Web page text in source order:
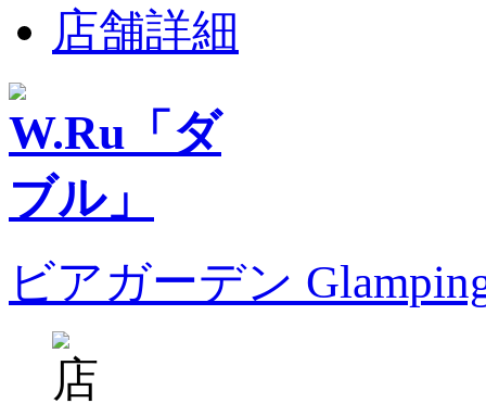
店舗詳細
ビアガーデン